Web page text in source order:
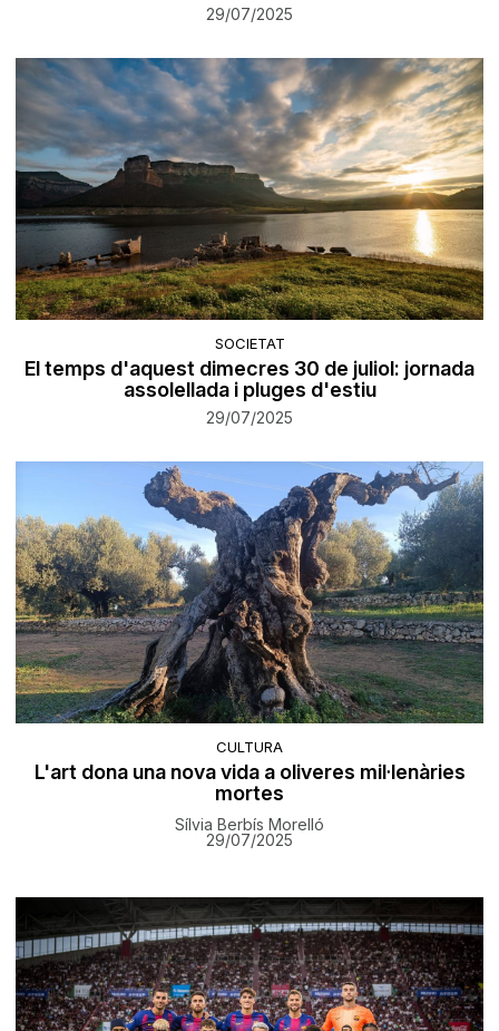
29/07/2025
SOCIETAT
El temps d'aquest dimecres 30 de juliol: jornada
assolellada i pluges d'estiu
29/07/2025
CULTURA
L'art dona una nova vida a oliveres mil·lenàries
mortes
Sílvia Berbís Morelló
29/07/2025